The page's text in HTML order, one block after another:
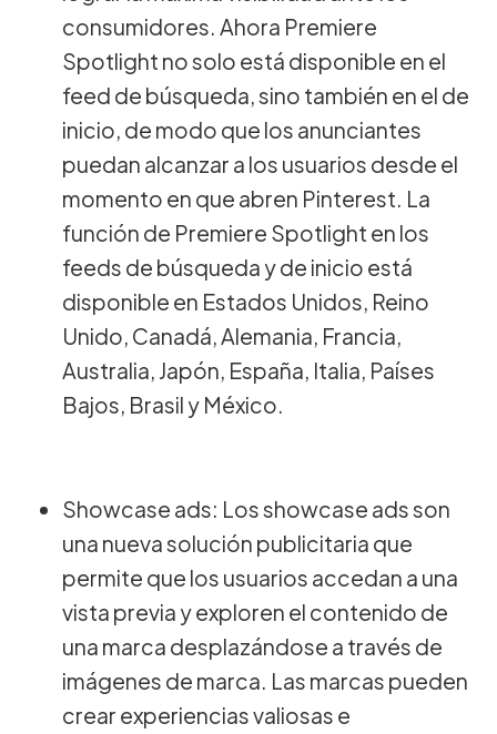
consumidores. Ahora Premiere
Spotlight no solo está disponible en el
feed de búsqueda, sino también en el de
inicio, de modo que los anunciantes
puedan alcanzar a los usuarios desde el
momento en que abren Pinterest. La
función de Premiere Spotlight en los
feeds de búsqueda y de inicio está
disponible en Estados Unidos, Reino
Unido, Canadá, Alemania, Francia,
Australia, Japón, España, Italia, Países
Bajos, Brasil y México.
Showcase ads: Los showcase ads son
una nueva solución publicitaria que
permite que los usuarios accedan a una
vista previa y exploren el contenido de
una marca desplazándose a través de
imágenes de marca. Las marcas pueden
crear experiencias valiosas e